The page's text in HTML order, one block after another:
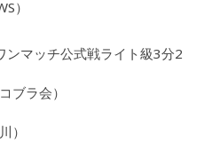
）
マッチ公式戦ライト級3分2
ブラ会）
）